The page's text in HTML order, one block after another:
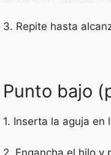
3. Repite hasta
Punto bajo
1. Inserta la aguja en
2. Engancha el hilo y